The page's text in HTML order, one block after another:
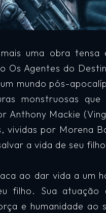
uma obra
Os Agentes do
mundo pós-
monstruosas
Anthony Mackie
vividas por Morena
a vida de seu
ao dar vida a um
filho. Sua atuação
e humanidade ao